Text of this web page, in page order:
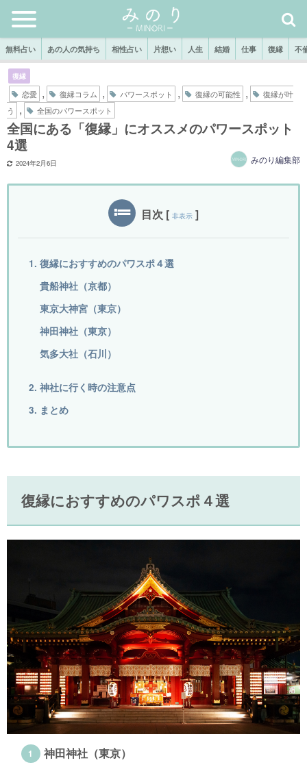
無料占い あの人の気持ち 相性占い 片想い 人生 結婚 仕事 復縁 不
復縁
恋愛 , 復縁コラム , パワースポット , 復縁の可能性 ,
復縁が叶
う
, 全国のパワースポット
全国にある「復縁」にオススメのパワースポット
4選
2024年2月6日 みのり編集部
目次 [ 非表示 ]
1. 復縁におすすめのパワスポ４選
貴船神社（京都）
東京大神宮（東京）
神田神社（東京）
気多大社（石川）
2. 神社に行く時の注意点
3. まとめ
復縁におすすめのパワスポ４選
神田神社（東京）